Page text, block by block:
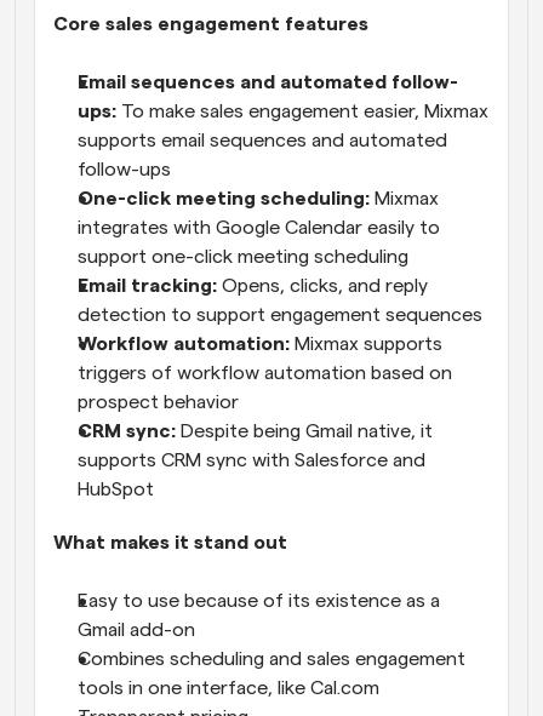
Core sales engagement features
Email sequences and automated follow-
ups: To make sales engagement easier, Mixmax
supports email sequences and automated
follow-ups
One-click meeting scheduling: Mixmax
integrates with Google Calendar easily to
support one-click meeting scheduling
Email tracking: Opens, clicks, and reply
detection to support engagement sequences
Workflow automation: Mixmax supports
triggers of workflow automation based on
prospect behavior
CRM sync: Despite being Gmail native, it
supports CRM sync with Salesforce and
HubSpot
What makes it stand out
Easy to use because of its existence as a
Gmail add-on
Combines scheduling and sales engagement
tools in one interface, like Cal.com